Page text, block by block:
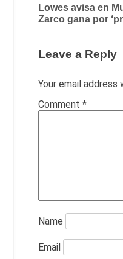
Post
navigation
Lowes avisa en
Zarco gana por
Leave a Reply
Your email address
Comment *
Name
Email